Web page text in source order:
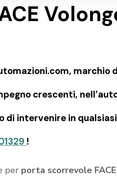
marchio
crescenti,
intervenire in
!
per porta scorrevole